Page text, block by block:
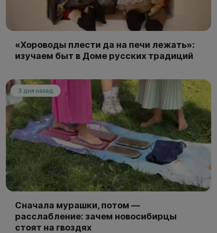
«Хороводы плести да на печи лежать»:
изучаем быт в Доме русских традиций
3 дня назад
Сначала мурашки, потом —
расслабление: зачем новосибирцы
стоят на гвоздях